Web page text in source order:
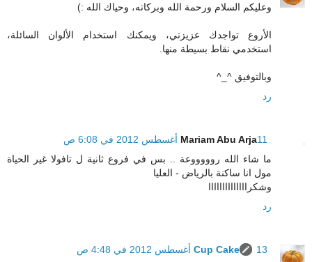
وعليكم السلام ورحمة الله وبركاته، وحياك الله :)
الأروع تواجدك عزيزتي، ويمكنك استخدام الألوان السائلة،
استخدمي نقاط بسيطة منها.
وبالتوفيق ^_^
رد
Mariam Abu Arja11 أغسطس 2012 في 6:08 ص
ما شاء الله روووووعة .. بس في فروع ثانية ل تافولا غير الحياة
مول انا ساكنة بالرياض - العليا
وشكراااااااااااااا
رد
Cup Cake
13 أغسطس 2012 في 4:48 ص